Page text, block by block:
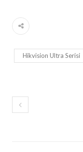
Hikvision Ultra Serisi